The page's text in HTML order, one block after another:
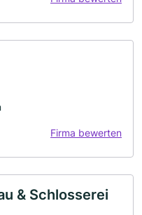
Firma bewerten
& Schlosserei